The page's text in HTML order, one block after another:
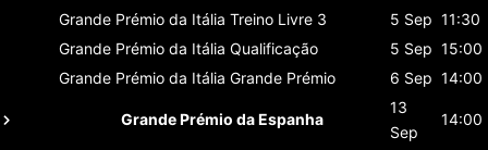
Grande Prémio da Itália Treino Livre 3 5 Sep 11:30
Grande Prémio da Itália Qualificação 5 Sep 15:00
Grande Prémio da Itália Grande Prémio 6 Sep 14:00
Grande Prémio da Espanha
13
Sep
14:00